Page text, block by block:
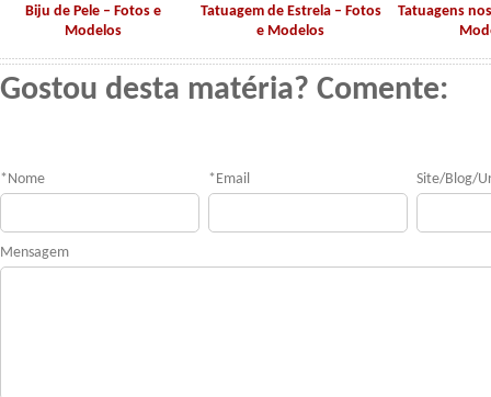
Biju de Pele – Fotos e
Modelos
Tatuagem de Estrela – Fotos
e Modelos
Tatuagens
Gostou desta matéria? Comente:
* Nome * Email Site/Blog/
Mensagem